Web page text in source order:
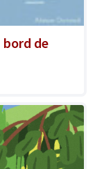
bord de